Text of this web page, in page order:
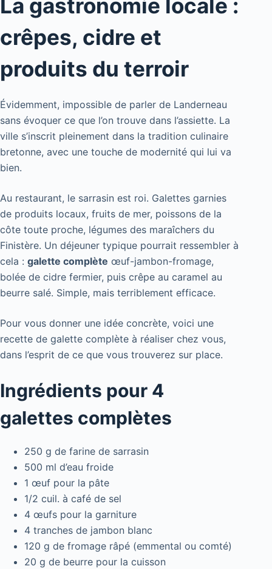
La gastronomie locale :
crêpes, cidre et
produits du terroir
Évidemment, impossible de parler de Landerneau
sans évoquer ce que l’on trouve dans l’assiette. La
ville s’inscrit pleinement dans la tradition culinaire
bretonne, avec une touche de modernité qui lui va
bien.
Au restaurant, le sarrasin est roi. Galettes garnies
de produits locaux, fruits de mer, poissons de la
côte toute proche, légumes des maraîchers du
Finistère. Un déjeuner typique pourrait ressembler à
cela : galette complète œuf-jambon-fromage,
bolée de cidre fermier, puis crêpe au caramel au
beurre salé. Simple, mais terriblement efficace.
Pour vous donner une idée concrète, voici une
recette de galette complète à réaliser chez vous,
dans l’esprit de ce que vous trouverez sur place.
Ingrédients pour 4
galettes complètes
250 g de farine de sarrasin
500 ml d’eau froide
1 œuf pour la pâte
1/2 cuil. à café de sel
4 œufs pour la garniture
4 tranches de jambon blanc
120 g de fromage râpé (emmental ou comté)
20 g de beurre pour la cuisson